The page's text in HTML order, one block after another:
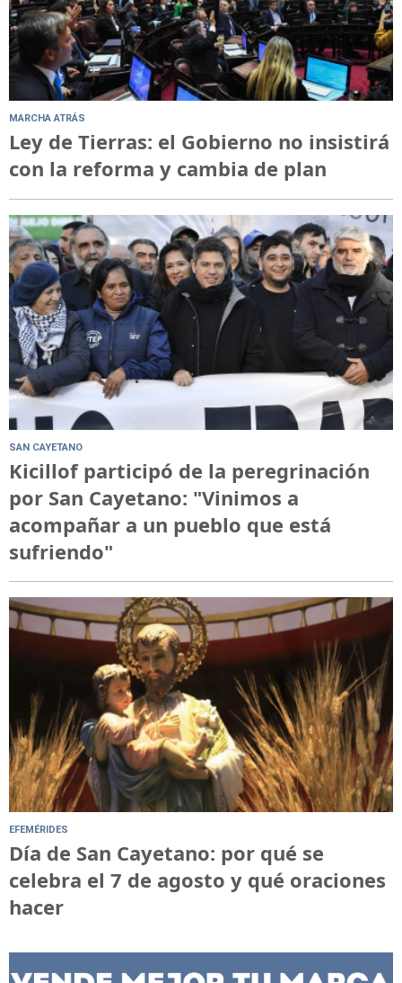
MARCHA ATRÁS
Ley de Tierras: el Gobierno no insistirá
con la reforma y cambia de plan
SAN CAYETANO
Kicillof participó de la peregrinación
por San Cayetano: "Vinimos a
acompañar a un pueblo que está
sufriendo"
EFEMÉRIDES
Día de San Cayetano: por qué se
celebra el 7 de agosto y qué oraciones
hacer